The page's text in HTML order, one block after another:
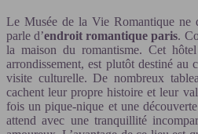
Le Musée de la Vie Romantique ne
parle d’endroit romantique paris.
la maison du romantisme. Cet
arrondissement, est plutôt destiné au
visite culturelle. De nombreux
cachent leur propre histoire et leur
fois un pique-nique et une
attend avec une tranquillité